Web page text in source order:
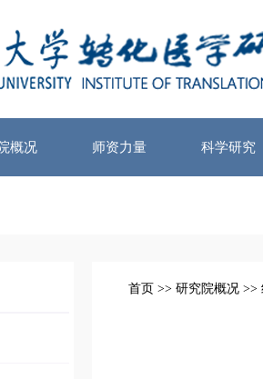
概况 师资力量 科学研究
首页 >> 研究院概况 >>